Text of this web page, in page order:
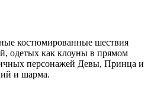
костюмированные шествия
одетых как клоуны в прямом
персонажей Девы, Принца и
и шарма.